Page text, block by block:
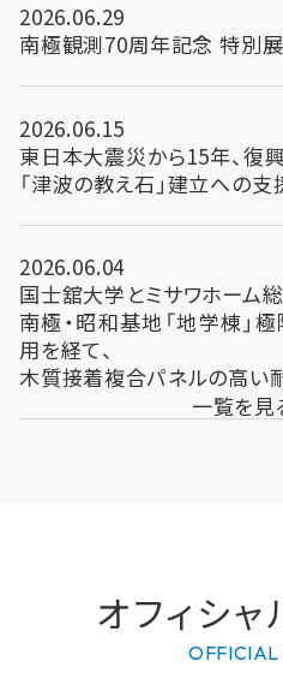
一覧を見
2026.06.29
南極観測70周年記念 特別展
2026.06.15
東日本大震災から15年、復
「津波の教え石」建立への
2026.06.04
国士舘大学とミサワホーム
南極・昭和基地「地学棟」
用を経て、
木質接着複合パネルの高い
オフィシャ